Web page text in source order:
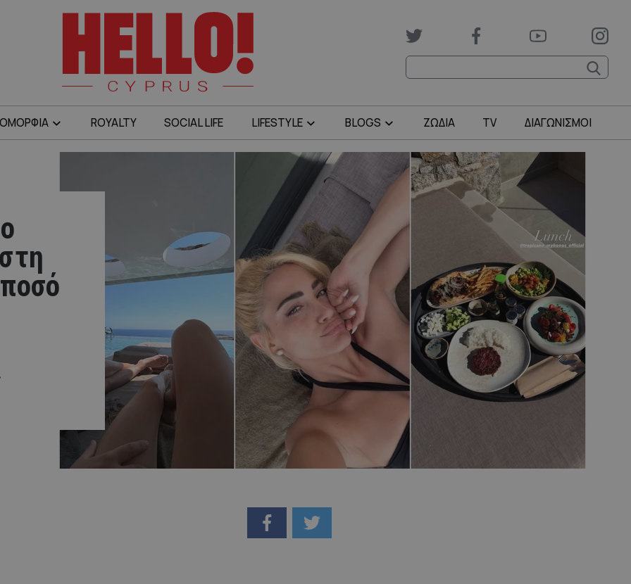
ΟΜΟΡΦΙΑ ROYALTY SOCIAL LIFE LIFESTYLE BLOGS ΖΩΔΙΑ TV ΔΙΑΓΩΝΙΣΜΟΙ